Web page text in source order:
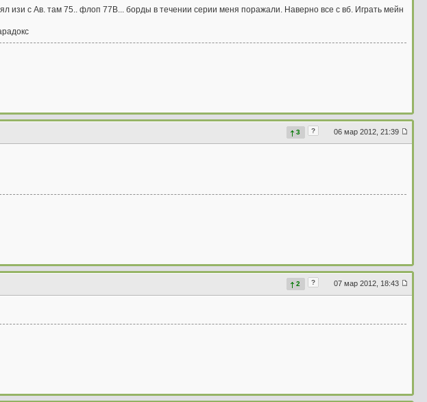
с Ав. там 75.. флоп 77В... борды в течении серии меня поражали. Наверно все с вб. Играть мейн
06 мар 2012, 21:39
?
3
07 мар 2012, 18:43
?
2